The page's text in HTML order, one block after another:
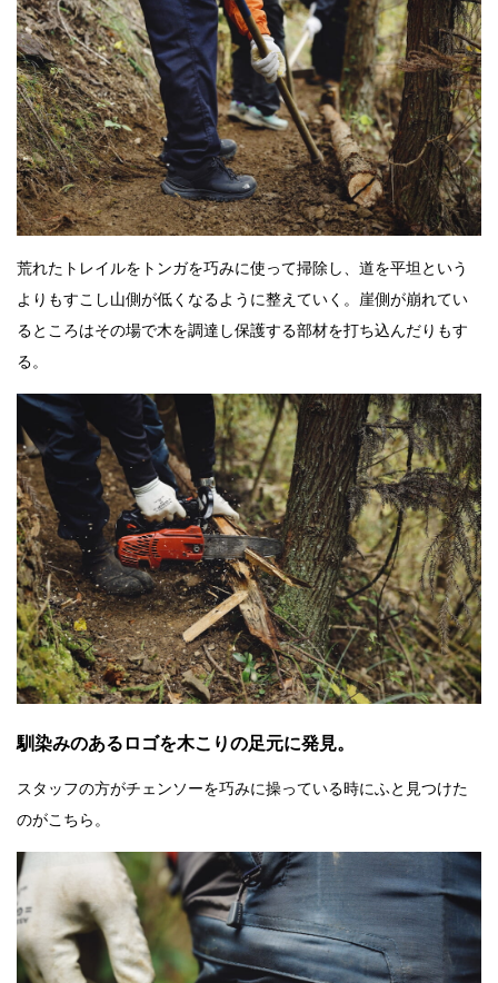
荒れたトレイルをトンガを巧みに使って掃除し、道を平坦という
よりもすこし山側が低くなるように整えていく。崖側が崩れてい
るところはその場で木を調達し保護する部材を打ち込んだりもす
る。
馴染みのあるロゴを木こりの足元に発見。
スタッフの方がチェンソーを巧みに操っている時にふと見つけた
のがこちら。